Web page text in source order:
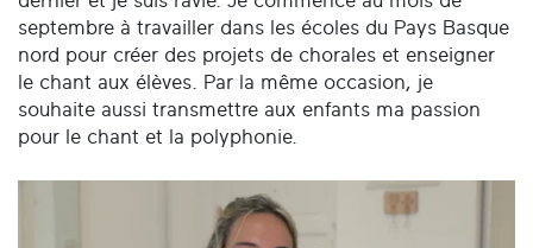
septembre à travailler dans les écoles du Pays Basque
nord pour créer des projets de chorales et enseigner
le chant aux élèves. Par la même occasion, je
souhaite aussi transmettre aux enfants ma passion
pour le chant et la polyphonie.